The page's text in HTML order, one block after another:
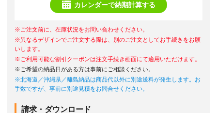
カレンダーで納期計算する
※ご注文前に、在庫状況をお問い合わせください。
※異なるデザインでご注文する際は、別のご注文としてお手続きをお願
いします。
※ご利用可能な割引クーポンは注文手続き画面にて適用いただけます。
※ご希望の納品日がある方は事前にご相談ください。
※北海道／沖縄県／離島納品は商品代以外に別途送料が発生します。お
手数ですが、事前に別途見積をお問合せください。
請求・ダウンロード